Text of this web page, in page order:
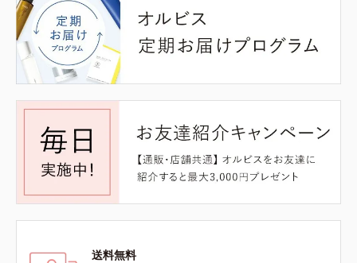
送料無料